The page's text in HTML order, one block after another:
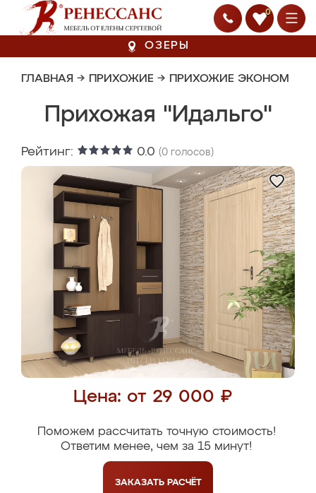
0
ОЗЕРЫ
ГЛАВНАЯ → ПРИХОЖИЕ → ПРИХОЖИЕ ЭКОНОМ
Прихожая "Идальго"
Рейтинг: 0.0 (0 голосов)
Цена: от 29 000 ₽
Поможем рассчитать точную стоимость!
Ответим менее, чем за 15 минут!
ЗАКАЗАТЬ РАСЧЁТ